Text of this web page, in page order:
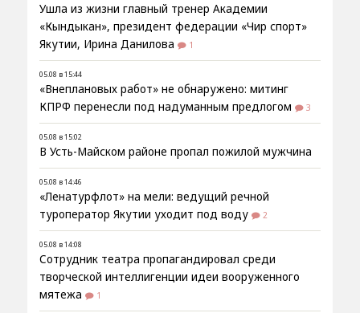
Ушла из жизни главный тренер Академии
«Кындыкан», президент федерации «Чир спорт»
Якутии, Ирина Данилова
1
05.08 в 15:44
«Внеплановых работ» не обнаружено: митинг
КПРФ перенесли под надуманным предлогом
3
05.08 в 15:02
В Усть-Майском районе пропал пожилой мужчина
05.08 в 14:46
«Ленатурфлот» на мели: ведущий речной
туроператор Якутии уходит под воду
2
05.08 в 14:08
Сотрудник театра пропагандировал среди
творческой интеллигенции идеи вооруженного
мятежа
1